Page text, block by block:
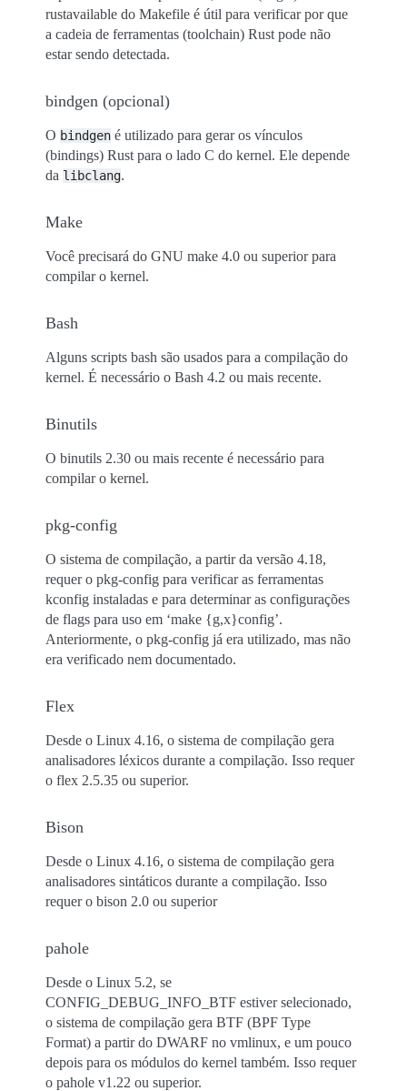
rustavailable do Makefile é útil para verificar por que
a cadeia de ferramentas (toolchain) Rust pode não
estar sendo detectada.
bindgen (opcional)
O bindgen é utilizado para gerar os vínculos
(bindings) Rust para o lado C do kernel. Ele depende
da libclang.
Make
Você precisará do GNU make 4.0 ou superior para
compilar o kernel.
Bash
Alguns scripts bash são usados para a compilação do
kernel. É necessário o Bash 4.2 ou mais recente.
Binutils
O binutils 2.30 ou mais recente é necessário para
compilar o kernel.
pkg-config
O sistema de compilação, a partir da versão 4.18,
requer o pkg-config para verificar as ferramentas
kconfig instaladas e para determinar as configurações
de flags para uso em ‘make {g,x}config’.
Anteriormente, o pkg-config já era utilizado, mas não
era verificado nem documentado.
Flex
Desde o Linux 4.16, o sistema de compilação gera
analisadores léxicos durante a compilação. Isso requer
o flex 2.5.35 ou superior.
Bison
Desde o Linux 4.16, o sistema de compilação gera
analisadores sintáticos durante a compilação. Isso
requer o bison 2.0 ou superior
pahole
Desde o Linux 5.2, se
CONFIG_DEBUG_INFO_BTF estiver selecionado,
o sistema de compilação gera BTF (BPF Type
Format) a partir do DWARF no vmlinux, e um pouco
depois para os módulos do kernel também. Isso requer
o pahole v1.22 ou superior.